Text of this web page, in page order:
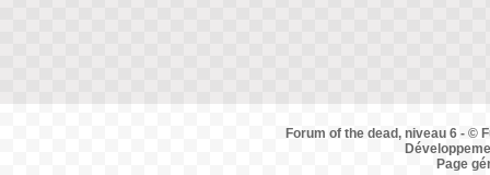
Forum of the dead, niveau 6 - ©
Page